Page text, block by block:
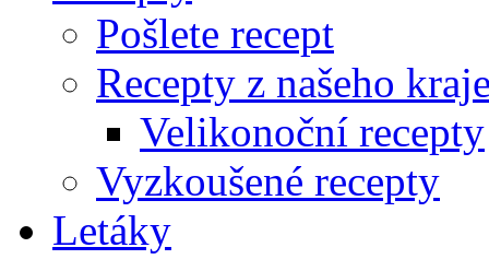
Pošlete recept
Recepty z našeho
Velikonoční recepty
Vyzkoušené recepty
Letáky